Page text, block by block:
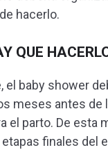
hacerlo.
QUE
el baby shower
meses antes de
el parto. De esta
finales del